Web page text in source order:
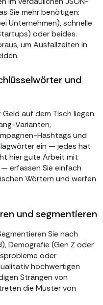
Sie mehr benötigen:
Unternehmen), schnelle
oder beides.
um Ausfallzeiten in
und
auf dem Tisch liegen.
Varianten,
Hashtags und
ein — jedes hat
hier gute Arbeit mit
erfassen Sie einfach
Wörtern und werfen
und segmentieren
Sie nach
Demografie (Gen Z oder
oder
hochwertigen
Strängen von
die Muster von